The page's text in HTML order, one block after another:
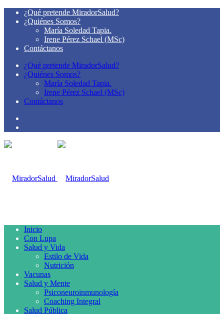
¿Qué pretende MiradorSalud?
¿Quiénes Somos?
María Soledad Tapia.
Irene Pérez Schael (MSc)
Contáctanos
¿Qué pretende MiradorSalud?
¿Quiénes Somos?
María Soledad Tapia.
Irene Pérez Schael (MSc)
Contáctanos
Inicio
Con Lupa
Salud y Vida
Estilo de Vida
Nutrición
Vacunas
Salud y Mente
Psiconeuroinmunología
Coaching Integral
Salud Pública